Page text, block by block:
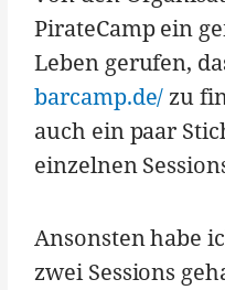
PirateCamp ein
Leben gerufen,
barcamp.de/zu
auch ein paar
einzelnen
Ansonsten habe
zwei Sessions